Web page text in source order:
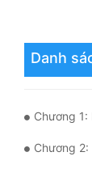
Học Đường
Khoa Huyễn
Kinh Dị
Danh
Chương 1:
Chương